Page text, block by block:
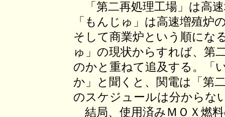
「第二再処理工場」は高
「もんじゅ」は高速増殖炉
そして商業炉という順にな
ゅ」の現状からすれば、第
のかと重ねて追及する。「
か」と聞くと、関電は「第
のスケジュールは分からな
結局、使用済みＭＯＸ燃